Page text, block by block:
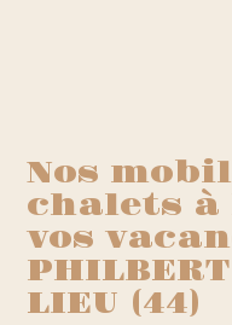
Nos
chalets
vos
PHILBERT
LIEU (44)